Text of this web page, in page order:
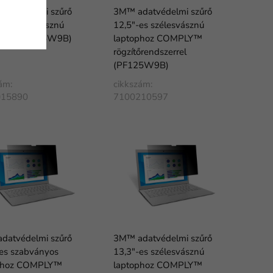
szűrő
szélesvásznú
(PF125W9B)
3M™ adatvédelmi szűrő
12,5"-es szélesvásznú
laptophoz COMPLY™
rögzítőrendszerrel
(PF125W9B)
cikkszám:
7100210597
szűrő
szabványos
COMPLY™
3M™ adatvédelmi szűrő
13,3"-es szélesvásznú
laptophoz COMPLY™